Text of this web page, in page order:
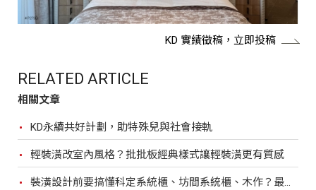
KD 實績徵稿，立即投稿
RELATED ARTICLE
相關文章
KD永續共好計劃，助特殊兒與社會接軌
輕裝潢改室內風格？批批板經典樣式讓輕裝潢更有質感
裝潢設計前要搞懂科定系統櫃、坊間系統櫃、木作？最完整比較，裝潢設計前必看！